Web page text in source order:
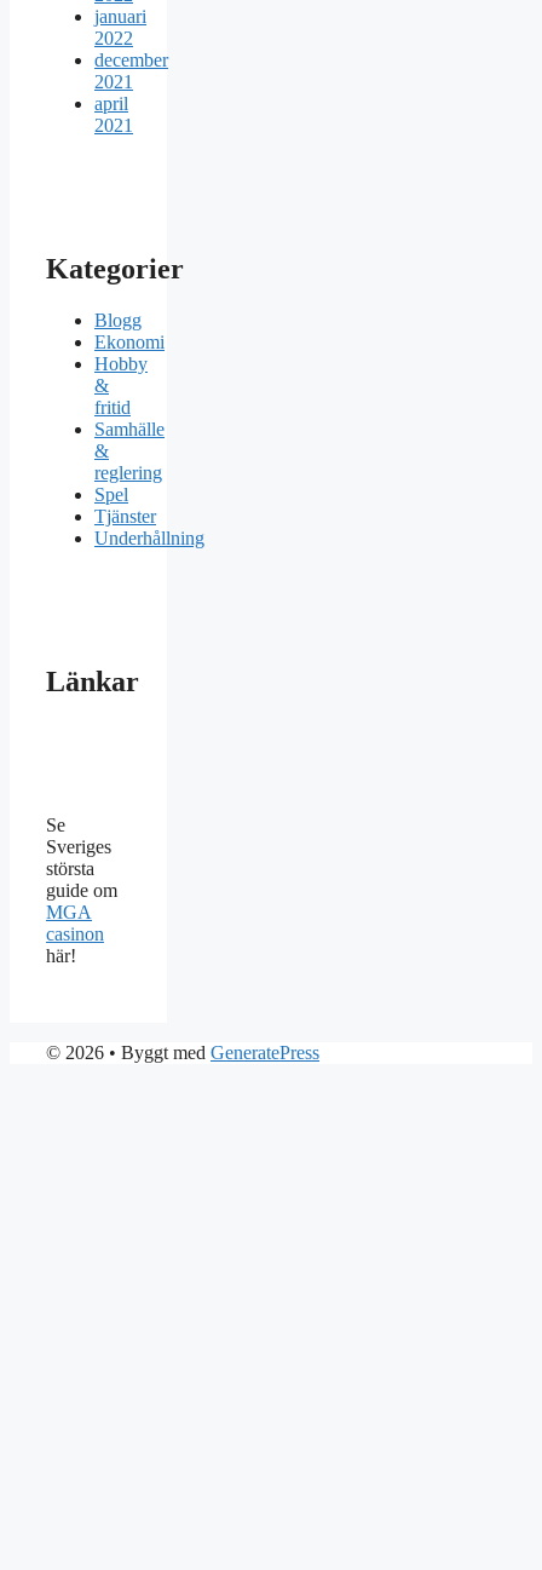
januari
2022
december
2021
april
2021
Kategorier
Blogg
Ekonomi
Hobby
&
fritid
Samhälle
&
reglering
Spel
Tjänster
Underhållning
Länkar
Se
Sveriges
största
guide om
MGA
casinon
här!
© 2026 • Byggt med GeneratePress